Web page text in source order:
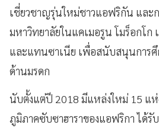
เชี่ยวชาญรุ่นใหม่ชาวแอฟริกัน และ
มหาวิทยาลัยในแคเมอรูน โมร็อกโก
และแทนซาเนีย เพื่อสนับสนุนการ
ด้านมรดก
นับตั้งแต่ปี 2018 มีแหล่งใหม่ 15 แ
ภูมิภาคซับซาฮาราของแอฟริกา ได้